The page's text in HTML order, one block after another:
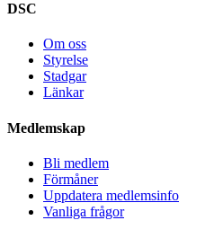
DSC
Om oss
Styrelse
Stadgar
Länkar
Medlemskap
Bli medlem
Förmåner
Uppdatera medlemsinfo
Vanliga frågor